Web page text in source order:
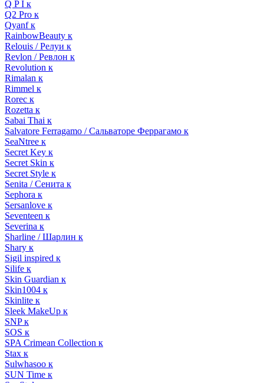
Q P I к
Q2 Pro к
Qyanf к
RainbowBeauty к
Relouis / Релуи к
Revlon / Ревлон к
Revolution к
Rimalan к
Rimmel к
Rorec к
Rozetta к
Sabai Thai к
Salvatore Ferragamo / Сальваторе Феррагамо к
SeaNtree к
Secret Key к
Secret Skin к
Secret Style к
Senita / Сенита к
Sephora к
Sersanlove к
Seventeen к
Severina к
Sharline / Шарлин к
Shary к
Sigil inspired к
Silife к
Skin Guardian к
Skin1004 к
Skinlite к
Sleek MakeUp к
SNP к
SOS к
SPA Crimean Collection к
Stax к
Sulwhasoo к
SUN Time к